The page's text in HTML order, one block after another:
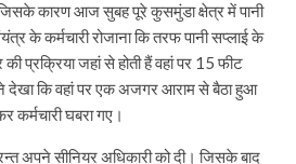
कारण आज सुबह पूरे कुसमुंडा क्षेत्र में पानी
के कर्मचारी रोजाना कि तरफ पानी सप्लाई के
प्रक्रिया जहां से होती हैं वहां पर 15 फीट
देखा कि वहां पर एक अजगर आराम से बैठा हुआ
घबरा गए।
अपने सीनियर अधिकारी को दी। जिसके बाद